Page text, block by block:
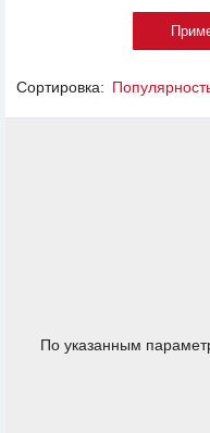
Сортировка:
По указанным